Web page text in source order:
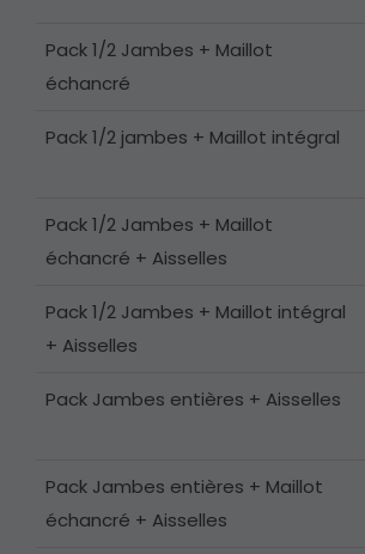
Pack 1/2 Jambes + Maillot
échancré
Pack 1/2 jambes + Maillot intégral
Pack 1/2 Jambes + Maillot
échancré + Aisselles
Pack 1/2 Jambes + Maillot intégral
+ Aisselles
Pack Jambes entières + Aisselles
Pack Jambes entières + Maillot
échancré + Aisselles